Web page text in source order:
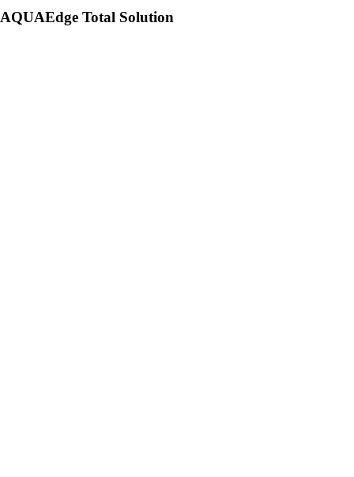
AQUAEdge Total Solution